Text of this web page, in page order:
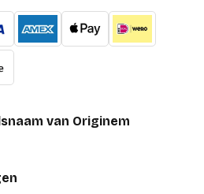
van Originem